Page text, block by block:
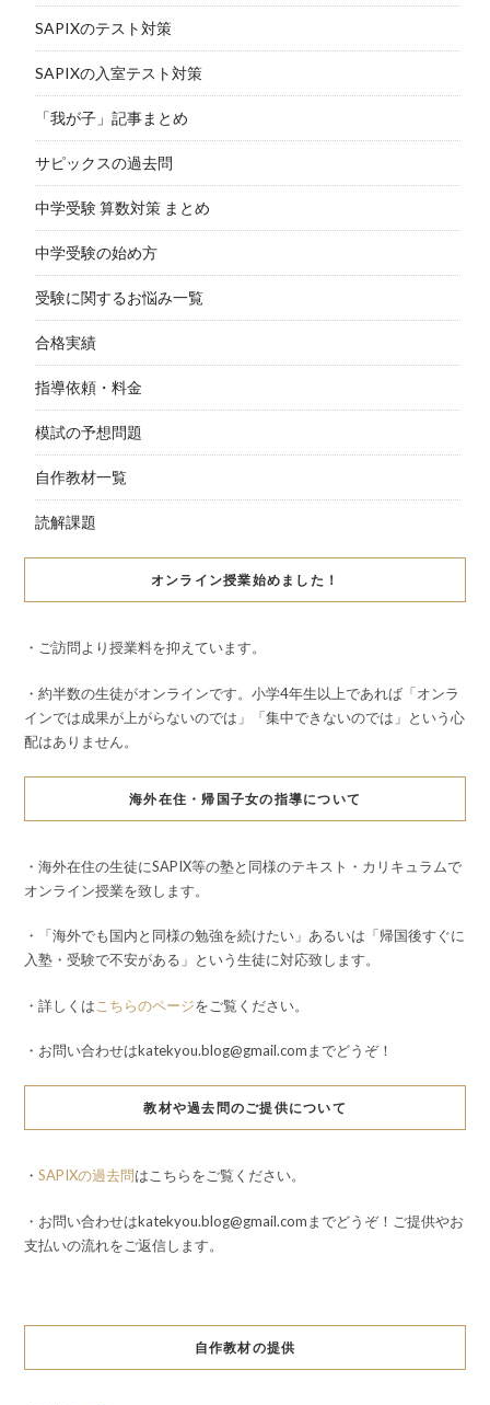
SAPIXのテスト対策
SAPIXの入室テスト対策
「我が子」記事まとめ
サピックスの過去問
中学受験 算数対策 まとめ
中学受験の始め方
受験に関するお悩み一覧
合格実績
指導依頼・料金
模試の予想問題
自作教材一覧
読解課題
オンライン授業始めました！
・ご訪問より授業料を抑えています。
・約半数の生徒がオンラインです。小学4年生以上であれば「オンラ
インでは成果が上がらないのでは」「集中できないのでは」という心
配はありません。
海外在住・帰国子女の指導について
・海外在住の生徒にSAPIX等の塾と同様のテキスト・カリキュラムで
オンライン授業を致します。
・「海外でも国内と同様の勉強を続けたい」あるいは「帰国後すぐに
入塾・受験で不安がある」という生徒に対応致します。
・詳しくは こちらのページをご覧ください。
・お問い合わせはkatekyou.blog@gmail.comまでどうぞ！
教材や過去問のご提供について
・ SAPIXの過去問はこちらをご覧ください。
・お問い合わせはkatekyou.blog@gmail.comまでどうぞ！ご提供やお
支払いの流れをご返信します。
自作教材の提供